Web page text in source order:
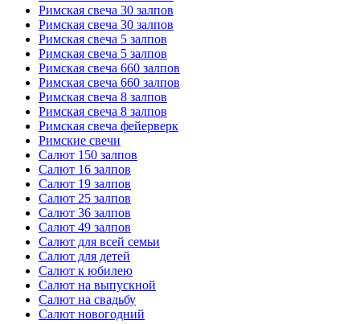
Римская свеча 30 залпов
Римская свеча 30 залпов
Римская свеча 5 залпов
Римская свеча 5 залпов
Римская свеча 660 залпов
Римская свеча 660 залпов
Римская свеча 8 залпов
Римская свеча 8 залпов
Римская свеча фейерверк
Римские свечи
Салют 150 залпов
Салют 16 залпов
Салют 19 залпов
Салют 25 залпов
Салют 36 залпов
Салют 49 залпов
Салют для всей семьи
Салют для детей
Салют к юбилею
Салют на выпускной
Салют на свадьбу
Салют новогодний